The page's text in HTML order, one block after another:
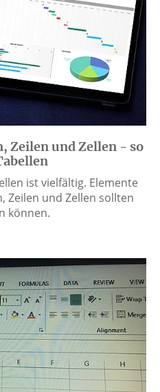
Zeilen und Zellen - so
ist vielfältig. Elemente
Zeilen und Zellen sollten
können.